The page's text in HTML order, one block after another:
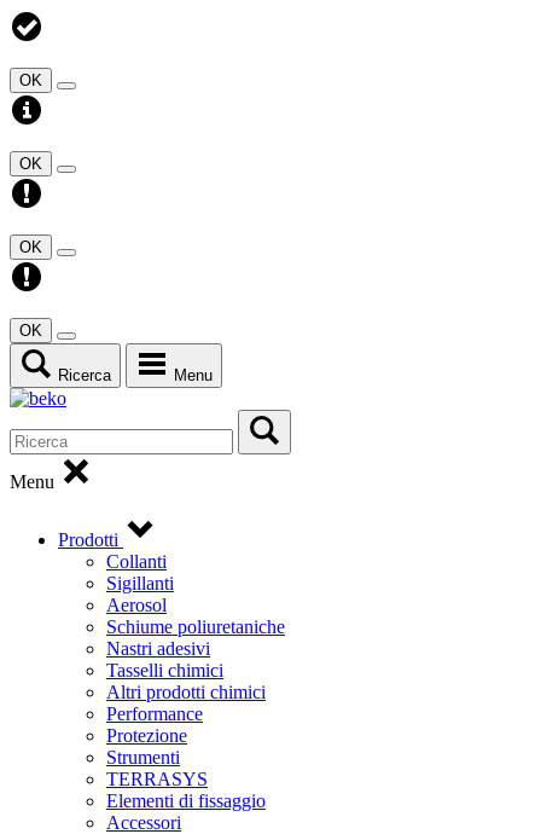
OK
OK
OK
OK
Ricerca Menu
Menu
Prodotti
Collanti
Sigillanti
Aerosol
Schiume poliuretaniche
Nastri adesivi
Tasselli chimici
Altri prodotti chimici
Performance
Protezione
Strumenti
TERRASYS
Elementi di fissaggio
Accessori